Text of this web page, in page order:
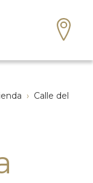
› Calle del